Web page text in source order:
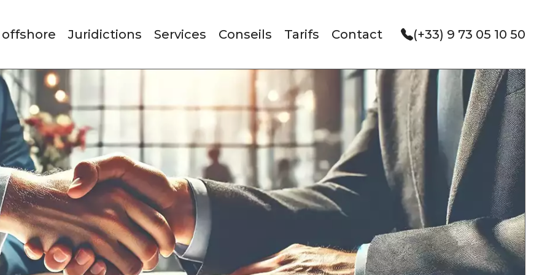
offshore Juridictions Services Conseils Tarifs Contact (+33) 9 73 05 10 50